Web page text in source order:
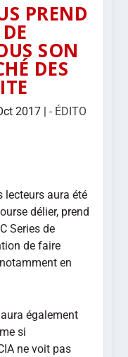
PREND
SON
DES
2017| - ÉDITO
lecteurs aura été
délier, prend
Series de
de faire
en
aura également
si
ne voit pas